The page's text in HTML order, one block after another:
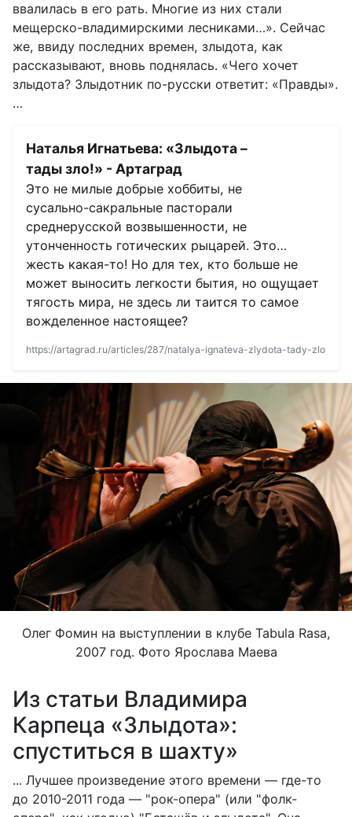
ввалилась в его рать. Многие из них стали
мещерско-владимирскими лесниками…». Сейчас
же, ввиду последних времен, злыдота, как
рассказывают, вновь поднялась. «Чего хочет
злыдота? Злыдотник по-русски ответит: «Правды».
…
Наталья Игнатьева: «Злыдота –
тады зло!» - Артаград
Это не милые добрые хоббиты, не
сусально-сакральные пасторали
среднерусской возвышенности, не
утонченность готических рыцарей. Это…
жесть какая-то! Но для тех, кто больше не
может выносить легкости бытия, но ощущает
тягость мира, не здесь ли таится то самое
вожделенное настоящее?
https://artagrad.ru/articles/287/natalya-ignateva-zlydota-tady-zlo
Олег Фомин на выступлении в клубе Tabula Rasa,
2007 год. Фото Ярослава Маева
Из статьи Владимира
Карпеца «Злыдота»:
спуститься в шахту»
... Лучшее произведение этого времени — где-то
до 2010-2011 года — "рок-опера" (или "фолк-